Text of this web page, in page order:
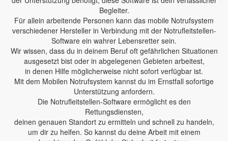
Begleiter.
Für allein arbeitende Personen kann das mobile Notrufsystem
verschiedener Hersteller in Verbindung mit der Notrufleitstellen-
Software ein wahrer Lebensretter sein.
Wir wissen, dass du in deinem Beruf oft gefährlichen Situationen
ausgesetzt bist oder in abgelegenen Gebieten arbeitest,
in denen Hilfe möglicherweise nicht sofort verfügbar ist.
Mit dem Mobilen Notrufsystem kannst du im Ernstfall sofortige
Unterstützung anfordern.
Die Notrufleitstellen-Software ermöglicht es den
Rettungsdiensten,
deinen genauen Standort zu ermitteln und schnell zu handeln,
um dir zu helfen. So kannst du deine Arbeit mit einem